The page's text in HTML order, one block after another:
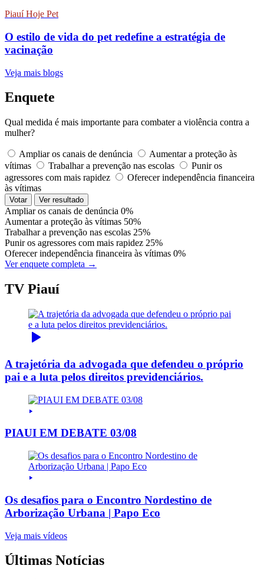
Piauí Hoje Pet
O estilo de vida do pet redefine a estratégia de
vacinação
Veja mais blogs
Enquete
Qual medida é mais importante para combater a violência contra a
mulher?
Ampliar os canais de denúncia
Aumentar a proteção às
vítimas
Trabalhar a prevenção nas escolas
Punir os
agressores com mais rapidez
Oferecer independência financeira
às vítimas
Votar Ver resultado
Ampliar os canais de denúncia 0%
Aumentar a proteção às vítimas 50%
Trabalhar a prevenção nas escolas 25%
Punir os agressores com mais rapidez 25%
Oferecer independência financeira às vítimas 0%
Ver enquete completa →
TV Piauí
A trajetória da advogada que defendeu o próprio
pai e a luta pelos direitos previdenciários.
PIAUI EM DEBATE 03/08
Os desafios para o Encontro Nordestino de
Arborização Urbana | Papo Eco
Veja mais vídeos
Últimas Notícias